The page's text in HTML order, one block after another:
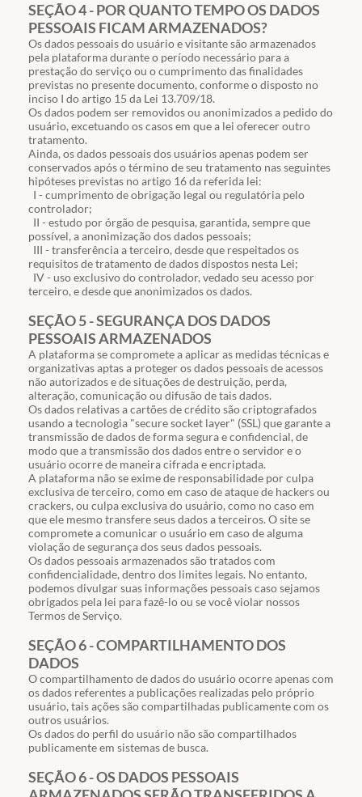
SEÇÃO 4 - POR QUANTO TEMPO OS DADOS
PESSOAIS FICAM ARMAZENADOS?
Os dados pessoais do usuário e visitante são armazenados
pela plataforma durante o período necessário para a
prestação do serviço ou o cumprimento das finalidades
previstas no presente documento, conforme o disposto no
inciso I do artigo 15 da Lei 13.709/18.
Os dados podem ser removidos ou anonimizados a pedido do
usuário, excetuando os casos em que a lei oferecer outro
tratamento.
Ainda, os dados pessoais dos usuários apenas podem ser
conservados após o término de seu tratamento nas seguintes
hipóteses previstas no artigo 16 da referida lei:
I - cumprimento de obrigação legal ou regulatória pelo
controlador;
II - estudo por órgão de pesquisa, garantida, sempre que
possível, a anonimização dos dados pessoais;
III - transferência a terceiro, desde que respeitados os
requisitos de tratamento de dados dispostos nesta Lei;
IV - uso exclusivo do controlador, vedado seu acesso por
terceiro, e desde que anonimizados os dados.
SEÇÃO 5 - SEGURANÇA DOS DADOS
PESSOAIS ARMAZENADOS
A plataforma se compromete a aplicar as medidas técnicas e
organizativas aptas a proteger os dados pessoais de acessos
não autorizados e de situações de destruição, perda,
alteração, comunicação ou difusão de tais dados.
Os dados relativas a cartões de crédito são criptografados
usando a tecnologia "secure socket layer" (SSL) que garante a
transmissão de dados de forma segura e confidencial, de
modo que a transmissão dos dados entre o servidor e o
usuário ocorre de maneira cifrada e encriptada.
A plataforma não se exime de responsabilidade por culpa
exclusiva de terceiro, como em caso de ataque de hackers ou
crackers, ou culpa exclusiva do usuário, como no caso em
que ele mesmo transfere seus dados a terceiros. O site se
compromete a comunicar o usuário em caso de alguma
violação de segurança dos seus dados pessoais.
Os dados pessoais armazenados são tratados com
confidencialidade, dentro dos limites legais. No entanto,
podemos divulgar suas informações pessoais caso sejamos
obrigados pela lei para fazê-lo ou se você violar nossos
Termos de Serviço.
SEÇÃO 6 - COMPARTILHAMENTO DOS
DADOS
O compartilhamento de dados do usuário ocorre apenas com
os dados referentes a publicações realizadas pelo próprio
usuário, tais ações são compartilhadas publicamente com os
outros usuários.
Os dados do perfil do usuário não são compartilhados
publicamente em sistemas de busca.
SEÇÃO 6 - OS DADOS PESSOAIS